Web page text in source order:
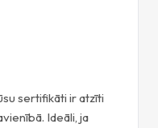
sertifikāti ir atzīti
Ideāli, ja